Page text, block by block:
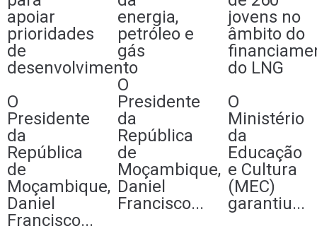
apoiar
prioridades
de
desenvolvimento
O
Presidente
da
República
de
Moçambique,
Daniel
Francisco...
energia,
petróleo e
gás
O
Presidente
da
República
de
Moçambique,
Daniel
Francisco...
jovens no
âmbito do
do LNG
O
Ministério
da
Educação
e Cultura
(MEC)
garantiu...